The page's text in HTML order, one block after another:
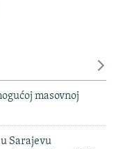
masovnoj
Sarajevu